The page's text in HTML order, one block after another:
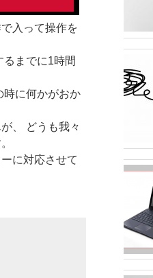
入って操作を
までに1時間
時に何かがおか
、 どうも我々
に対応させて